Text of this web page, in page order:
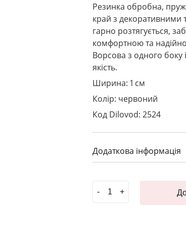
Резинка обробна,
край з декоративними
гарно розтягується,
комфортною та
Ворсова з одного боку
якість.
Ширина: 1 см
Колір: червоний
Код Dilovod: 2524
Додаткова інформація
Резинка станова 10 мм